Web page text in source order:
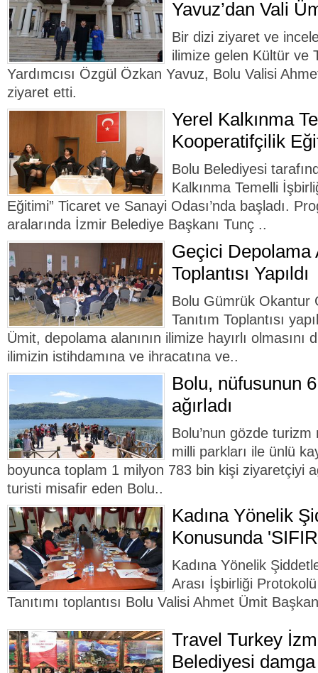
Yavuz’dan Vali
Bir dizi ziyaret ve
ilimize gelen Kültür ve
Yardımcısı Özgül Özkan Yavuz, Bolu Valisi
ziyaret etti.
Yerel Kalkınma
Kooperatifçilik
Bolu Belediyesi
Kalkınma Temelli
Eğitimi” Ticaret ve Sanayi Odası’nda başladı.
aralarında İzmir Belediye Başkanı Tunç ..
Geçici Depolama
Toplantısı Yapıldı
Bolu Gümrük Okantur
Tanıtım Toplantısı
Ümit, depolama alanının ilimize hayırlı olmasını
ilimizin istihdamına ve ihracatına ve..
Bolu, nüfusunun
ağırladı
Bolu’nun gözde
milli parkları ile ünlü
boyunca toplam 1 milyon 783 bin kişi ziyaretçiyi
turisti misafir eden Bolu..
Kadına Yönelik
Konusunda
Kadına Yönelik
Arası İşbirliği
Tanıtımı toplantısı Bolu Valisi Ahmet Ümit
Travel Turkey
Belediyesi